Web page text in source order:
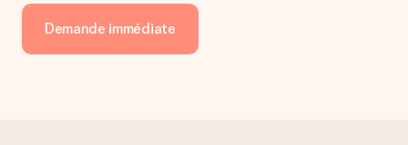
Demande immédiate